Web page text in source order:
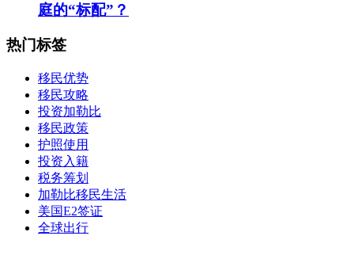
庭的“标配”？
热门标签
移民优势
移民攻略
投资加勒比
移民政策
护照使用
投资入籍
税务筹划
加勒比移民生活
美国E2签证
全球出行